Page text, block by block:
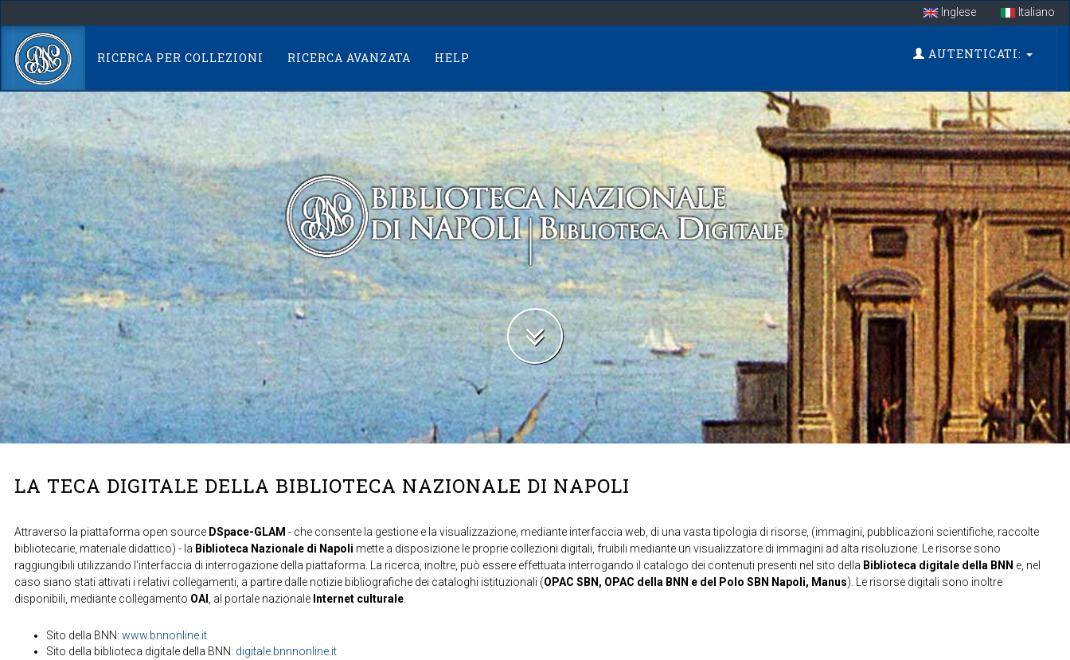
navigation
Inglese Italiano
RICERCA PER COLLEZIONI RICERCA AVANZATA HELP AUTENTICATI:
LA TECA DIGITALE DELLA BIBLIOTECA NAZIONALE DI NAPOLI
Attraverso la piattaforma open source DSpace-GLAM - che consente la gestione e la visualizzazione, mediante interfaccia web, di una vasta tipologia di risorse, (immagini, pubblicazioni scientifiche, raccolte
bibliotecarie, materiale didattico) - la Biblioteca Nazionale di Napoli mette a disposizione le proprie collezioni digitali, fruibili mediante un visualizzatore di immagini ad alta risoluzione. Le risorse sono
raggiungibili utilizzando l'interfaccia di interrogazione della piattaforma. La ricerca, inoltre, può essere effettuata interrogando il catalogo dei contenuti presenti nel sito della Biblioteca digitale della BNN e, nel
caso siano stati attivati i relativi collegamenti, a partire dalle notizie bibliografiche dei cataloghi istituzionali (OPAC SBN, OPAC della BNN e del Polo SBN Napoli, Manus). Le risorse digitali sono inoltre
disponibili, mediante collegamento OAI , al portale nazionale Internet culturale.
Sito della BNN: www.bnnonline.it
Sito della biblioteca digitale della BNN: digitale.bnnnonline.it